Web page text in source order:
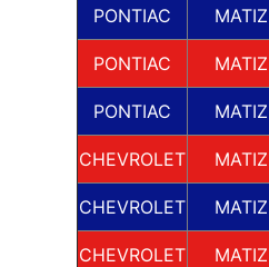
PONTIAC MATIZ
PONTIAC MATIZ
PONTIAC MATIZ
CHEVROLET MATIZ
CHEVROLET MATIZ
CHEVROLET MATIZ